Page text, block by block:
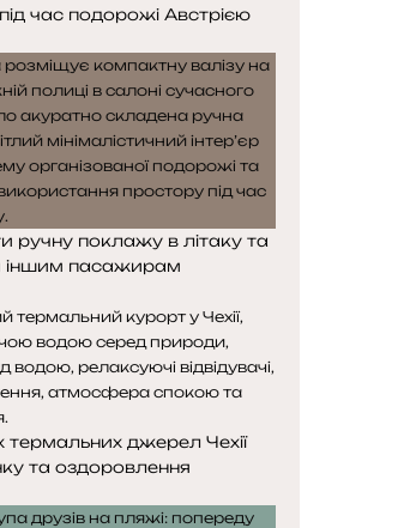
час подорожі Австрією
ручну поклажу в літаку та
іншим пасажирам
джерел Чехії
та оздоровлення